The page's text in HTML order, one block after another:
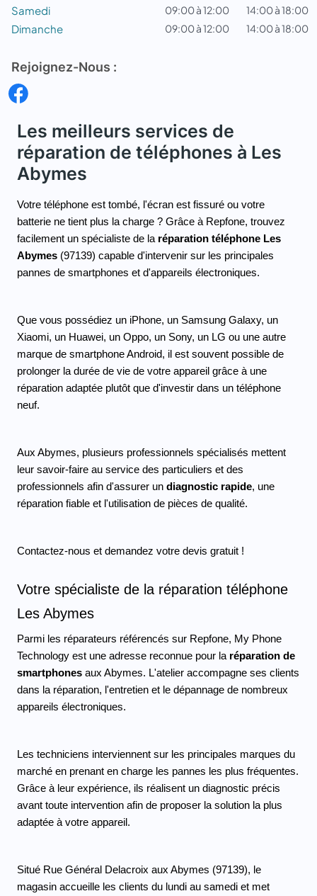
Samedi 09:00 à 12:00 14:00 à 18:00
Dimanche 09:00 à 12:00 14:00 à 18:00
Rejoignez-Nous :
Les meilleurs services de
réparation de téléphones à Les
Abymes
Votre téléphone est tombé, l'écran est fissuré ou votre
batterie ne tient plus la charge ? Grâce à Repfone, trouvez
facilement un spécialiste de la réparation téléphone Les
Abymes (97139) capable d'intervenir sur les principales
pannes de smartphones et d'appareils électroniques.
Que vous possédiez un iPhone, un Samsung Galaxy, un
Xiaomi, un Huawei, un Oppo, un Sony, un LG ou une autre
marque de smartphone Android, il est souvent possible de
prolonger la durée de vie de votre appareil grâce à une
réparation adaptée plutôt que d'investir dans un téléphone
neuf.
Aux Abymes, plusieurs professionnels spécialisés mettent
leur savoir-faire au service des particuliers et des
professionnels afin d'assurer un diagnostic rapide, une
réparation fiable et l'utilisation de pièces de qualité.
Contactez-nous et demandez votre devis gratuit !
Votre spécialiste de la réparation téléphone
Les Abymes
Parmi les réparateurs référencés sur Repfone, My Phone
Technology est une adresse reconnue pour la réparation de
smartphones aux Abymes. L'atelier accompagne ses clients
dans la réparation, l'entretien et le dépannage de nombreux
appareils électroniques.
Les techniciens interviennent sur les principales marques du
marché en prenant en charge les pannes les plus fréquentes.
Grâce à leur expérience, ils réalisent un diagnostic précis
avant toute intervention afin de proposer la solution la plus
adaptée à votre appareil.
Situé Rue Général Delacroix aux Abymes (97139), le
magasin accueille les clients du lundi au samedi et met